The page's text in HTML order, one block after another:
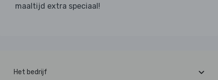
maaltijd extra speciaal!
Het bedrijf